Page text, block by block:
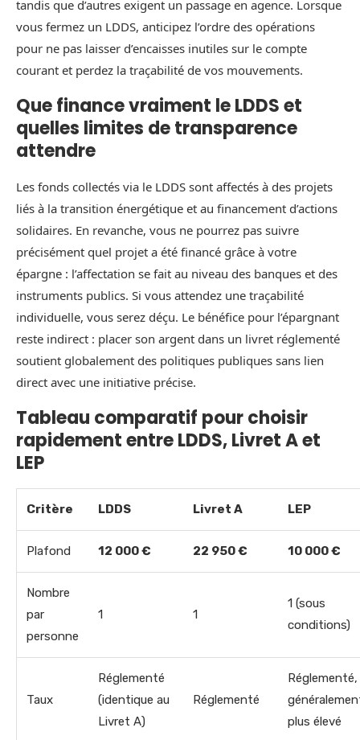
tandis que d’autres exigent un passage en agence. Lorsque
vous fermez un LDDS, anticipez l’ordre des opérations
pour ne pas laisser d’encaisses inutiles sur le compte
courant et perdez la traçabilité de vos mouvements.
Que finance vraiment le LDDS et
quelles limites de transparence
attendre
Les fonds collectés via le LDDS sont affectés à des projets
liés à la transition énergétique et au financement d’actions
solidaires. En revanche, vous ne pourrez pas suivre
précisément quel projet a été financé grâce à votre
épargne : l’affectation se fait au niveau des banques et des
instruments publics. Si vous attendez une traçabilité
individuelle, vous serez déçu. Le bénéfice pour l’épargnant
reste indirect : placer son argent dans un livret réglementé
soutient globalement des politiques publiques sans lien
direct avec une initiative précise.
Tableau comparatif pour choisir
rapidement entre LDDS, Livret A et
LEP
Critère LDDS Livret A LEP
Plafond 12 000 € 22 950 € 10 000 €
Nombre
par
personne
1 1
1 (sous
conditions)
Taux
Réglementé
(identique au
Livret A)
Réglementé
Réglementé,
plus élevé